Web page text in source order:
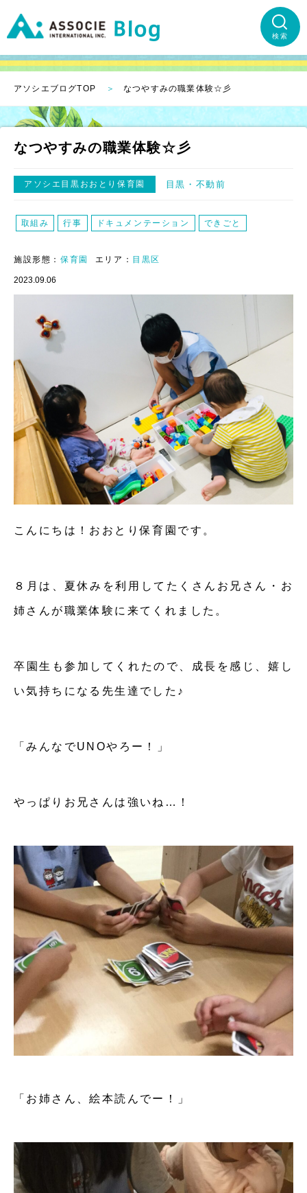
検索
アソシエブログTOP なつやすみの職業体験☆彡
なつやすみの職業体験☆彡
アソシエ目黒おおとり保育園 目黒 不動前
取組み 行事 ドキュメンテーション できごと
施設形態： 保育園 エリア： 目黒区
2023.09.06
こんにちは！おおとり保育園です。
８月は、夏休みを利用してたくさんお兄さん・お
姉さんが職業体験に来てくれました。
卒園生も参加してくれたので、成長を感じ、嬉し
い気持ちになる先生達でした♪
「みんなでUNOやろー！」
やっぱりお兄さんは強いね…！
「お姉さん、絵本読んでー！」